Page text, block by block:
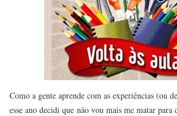
Como a gente aprende com as experiências (ou
esse ano decidi que não vou mais me matar para